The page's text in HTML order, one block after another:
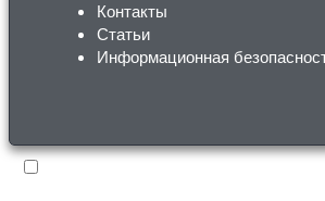
Контакты
Статьи
Информационная